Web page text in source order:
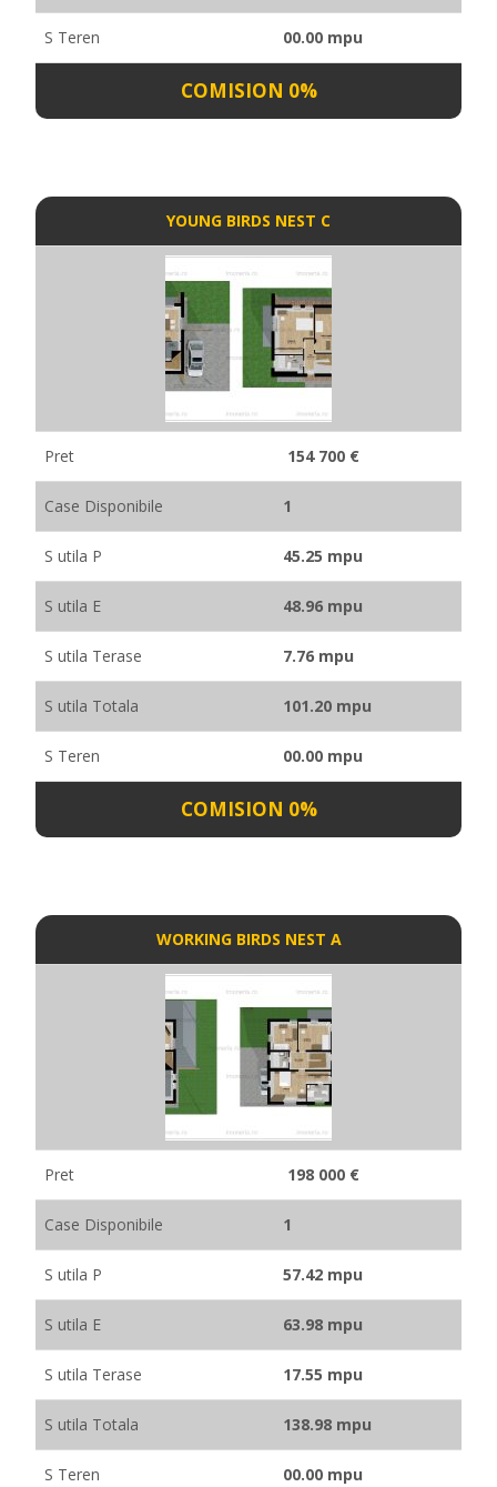
S Teren 00.00 mpu
COMISION 0%
YOUNG BIRDS NEST C
Pret 154 700 €
Case Disponibile 1
S utila P 45.25 mpu
S utila E 48.96 mpu
S utila Terase 7.76 mpu
S utila Totala 101.20 mpu
S Teren 00.00 mpu
COMISION 0%
WORKING BIRDS NEST A
Pret 198 000 €
Case Disponibile 1
S utila P 57.42 mpu
S utila E 63.98 mpu
S utila Terase 17.55 mpu
S utila Totala 138.98 mpu
S Teren 00.00 mpu